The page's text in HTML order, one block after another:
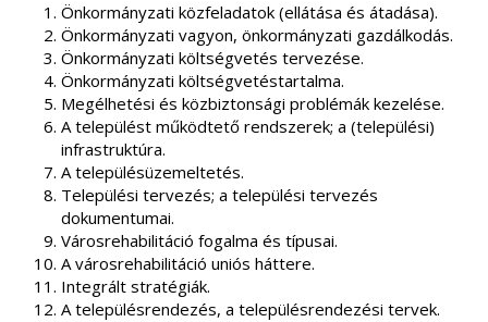
Önkormányzati közfeladatok (ellátása és átadása).
Önkormányzati vagyon, önkormányzati gazdálkodás.
Önkormányzati költségvetés tervezése.
Önkormányzati költségvetéstartalma.
Megélhetési és közbiztonsági problémák kezelése.
A települést működtető rendszerek; a (települési)
infrastruktúra.
A településüzemeltetés.
Települési tervezés; a települési tervezés
dokumentumai.
Városrehabilitáció fogalma és típusai.
A városrehabilitáció uniós háttere.
Integrált stratégiák.
A településrendezés, a településrendezési tervek.